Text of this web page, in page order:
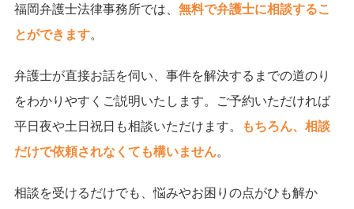
福岡弁護士法律事務所では、 無料で弁護士に相談するこ
とができます。
弁護士が直接お話を伺い、事件を解決するまでの道のり
をわかりやすくご説明いたします。ご予約いただければ
平日夜や土日祝日も相談いただけます。
もちろん、相談
だけで依頼されなくても構いません。
相談を受けるだけでも、悩みやお困りの点がひも解か